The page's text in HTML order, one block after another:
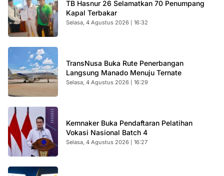
TB Hasnur 26 Selamatkan 70 Penumpang
Kapal Terbakar
Selasa, 4 Agustus 2026 | 16:32
TransNusa Buka Rute Penerbangan
Langsung Manado Menuju Ternate
Selasa, 4 Agustus 2026 | 16:29
Kemnaker Buka Pendaftaran Pelatihan
Vokasi Nasional Batch 4
Selasa, 4 Agustus 2026 | 16:27